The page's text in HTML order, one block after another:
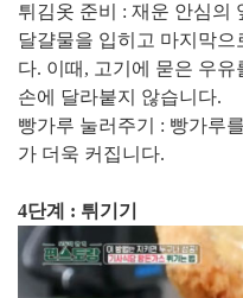
튀김옷 준비 : 재운 안심의
달걀물을 입히고 마지막으
다. 이때, 고기에 묻은 우
손에 달라붙지 않습니다.
빵가루 눌러주기 : 빵가루
가 더욱 커집니다.
4단계 : 튀기기